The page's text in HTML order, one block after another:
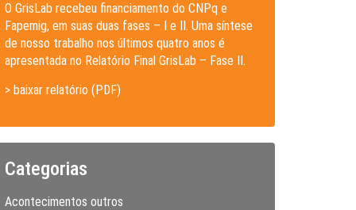
O GrisLab recebeu financiamento do CNPq e
Fapemig, em suas duas fases – I e II. Uma síntese
de nosso trabalho nos últimos quatro anos é
apresentada no Relatório Final GrisLab – Fase II.
> baixar relatório (PDF)
Categorias
Acontecimentos outros